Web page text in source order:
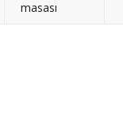
masası